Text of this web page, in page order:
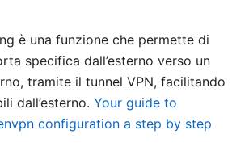
è una funzione che permette di
specifica dall’esterno verso un
tramite il tunnel VPN, facilitando
dall’esterno. Your guide to
configuration a step by step